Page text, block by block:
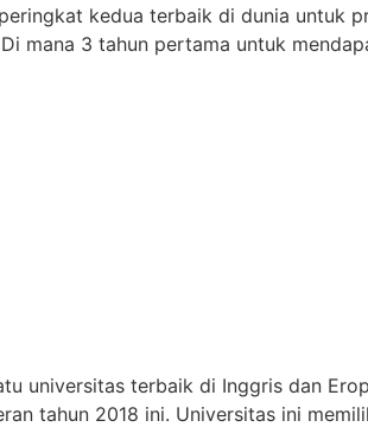
kedua terbaik di dunia untuk
mana 3 tahun pertama untuk
universitas terbaik di Inggris dan
tahun 2018 ini. Universitas ini